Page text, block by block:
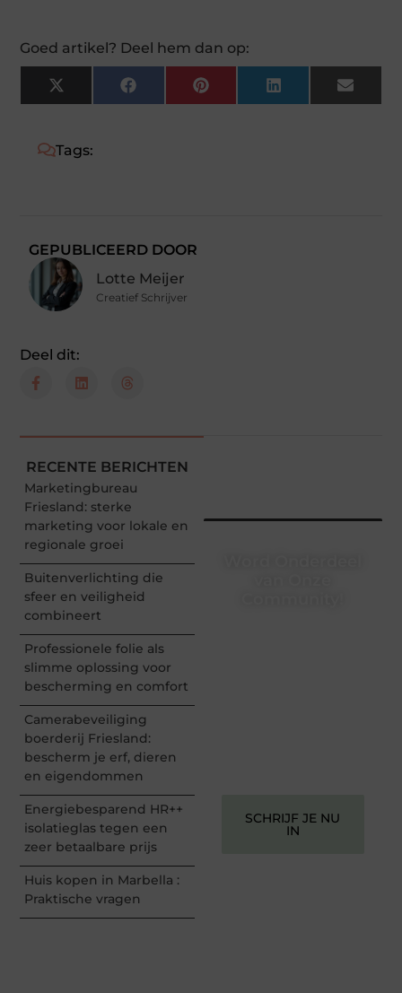
Goed artikel? Deel hem dan op:
X
(Twitter)
FacebookPinterestLinkedIn Email
Tags:
GEPUBLICEERD DOOR
Lotte Meijer
Creatief Schrijver
Deel dit:
RECENTE BERICHTEN
Marketingbureau
Friesland: sterke
marketing voor lokale en
regionale groei
Buitenverlichting die
sfeer en veiligheid
combineert
Professionele folie als
slimme oplossing voor
bescherming en comfort
Camerabeveiliging
boerderij Friesland:
bescherm je erf, dieren
en eigendommen
Energiebesparend HR++
isolatieglas tegen een
zeer betaalbare prijs
Huis kopen in Marbella :
Praktische vragen
SCHRIJF JE NU
IN